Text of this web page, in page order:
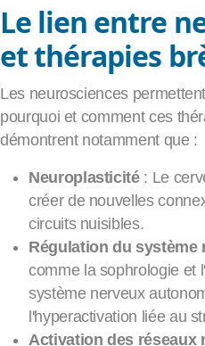
Le lien entre
et thérapies
Les neurosciences
pourquoi et comment ces
démontrent notamment que :
Neuroplasticité: Le
créer de nouvelles
circuits nuisibles.
Régulation du système
comme la sophrologie et
système nerveux
l'hyperactivation liée au
Activation des réseaux